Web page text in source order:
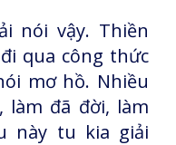
nói vậy. Thiền
qua công thức
mơ hồ. Nhiều
làm đã đời, làm
này tu kia giải